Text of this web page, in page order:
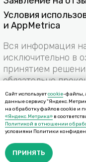
Сайт используетcookie-файлы,
данные сервису
на обработку файлов cookie и
«Яндекс.Метрика» в
Политикой в отношении
условиями Политики
ПРИНЯТЬ